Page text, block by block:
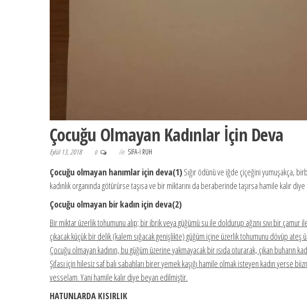
Çocuğu Olmayan Kadınlar İçin Deva
Eylül 13, 2018 0 ile SIFA-I RUH
Çocuğu olmayan hanımlar için deva(1)Sığır ödünü ve iğde çiçeğini yumuşakça,
kadınlık organında götürürse taşısa ve bir miktarını da beraberinde taşırsa hamile kalır diye
Çocuğu olmayan bir kadın için deva(2)
Bir miktar üzerlik tohumunu alıp; bir ibrik veya güğümü su ile doldurup ağzını sıvı bir
çıkacak küçük bir delik (kalem sığacak genişlikte) güğüm içine üzerlik tohumunu dövüp
Çocuğu olmayan kadının, bu güğüm üzerine yakmayacak bir ısıda oturarak, çıkan buharın
Şifası için hilesiz saf balı sabahları birer yemek kaşığı hamile olmak isteyen kadın yerse
vesselam. Yani hamile kalır diye beyan edilmiştir.
HATUNLARDA KISIRLIK